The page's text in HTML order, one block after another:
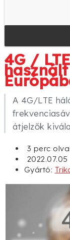
4G /
A 4G/LTE
átjelzők
3 perc
2022.07.05
Gyártó: